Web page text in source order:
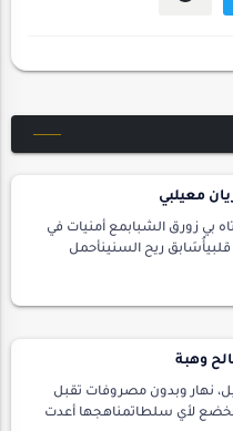
معيلبي
بي زورق الشبابمع أمنيات في
قلبيأُسَابق ريح السنينأحمل
ز…
وهبة
نهار وبدون مصروفات تقبل
جميع الأعمار ولا تخضع لأي سلطاتمناهجها أعدت